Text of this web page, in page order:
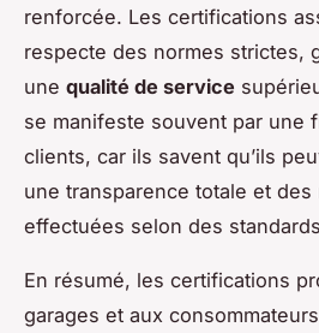
renforcée. Les certifications
respecte des normes strictes,
une qualité de service
se manifeste souvent par une
clients, car ils savent qu’ils
une transparence totale et des
effectuées selon des
En résumé, les certifications
garages et aux